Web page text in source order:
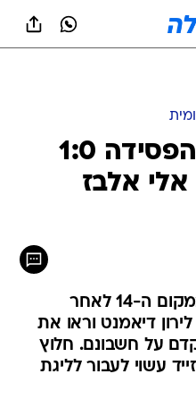
לאומית: טבריה הפסידה 1:0
אלבז
הצפוניים נותרו מסובכים במקום ה-14 לאחר
דיאמנט וראו את
על חשבונם. חלוץ
עשוי לעבור לליגת